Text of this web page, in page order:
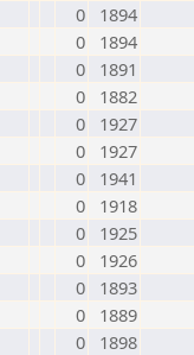
0
1894
0
1894
0
1891
0
1882
0
1927
0
1927
0
1941
0
1918
0
1925
0
1926
0
1893
0
1889
0 1898